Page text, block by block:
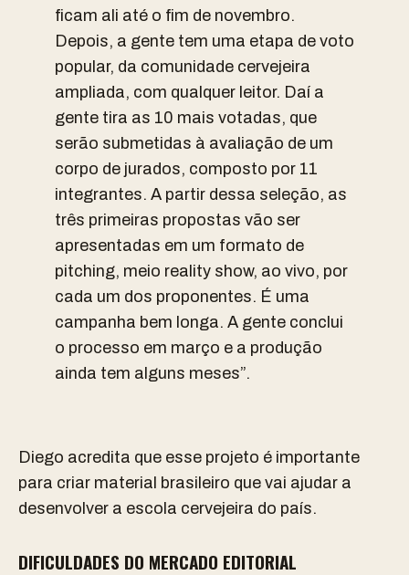
ficam ali até o fim de novembro.
Depois, a gente tem uma etapa de voto
popular, da comunidade cervejeira
ampliada, com qualquer leitor. Daí a
gente tira as 10 mais votadas, que
serão submetidas à avaliação de um
corpo de jurados, composto por 11
integrantes. A partir dessa seleção, as
três primeiras propostas vão ser
apresentadas em um formato de
pitching, meio reality show, ao vivo, por
cada um dos proponentes. É uma
campanha bem longa. A gente conclui
o processo em março e a produção
ainda tem alguns meses”.
Diego acredita que esse projeto é importante
para criar material brasileiro que vai ajudar a
desenvolver a escola cervejeira do país.
DIFICULDADES DO MERCADO EDITORIAL